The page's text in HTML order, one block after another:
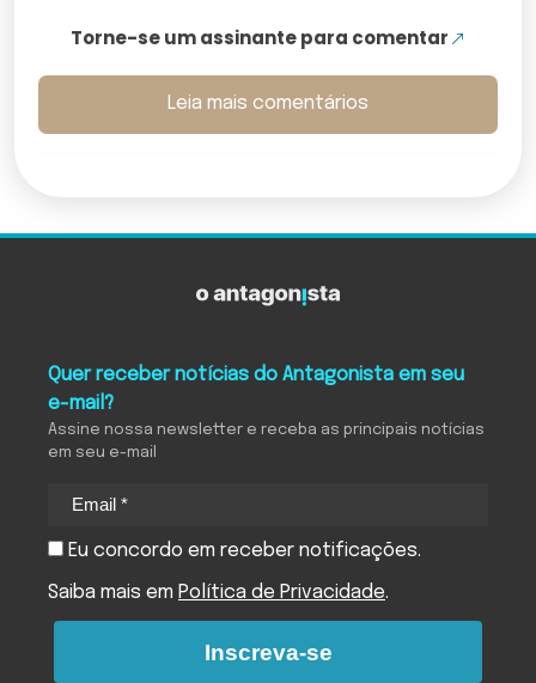
Torne-se um assinante para comentar
Leia mais comentários
Quer receber notícias do Antagonista em seu
e-mail?
Assine nossa newsletter e receba as principais notícias
em seu e-mail
Eu concordo em receber notificações.
Saiba mais em Política de Privacidade.
Inscreva-se